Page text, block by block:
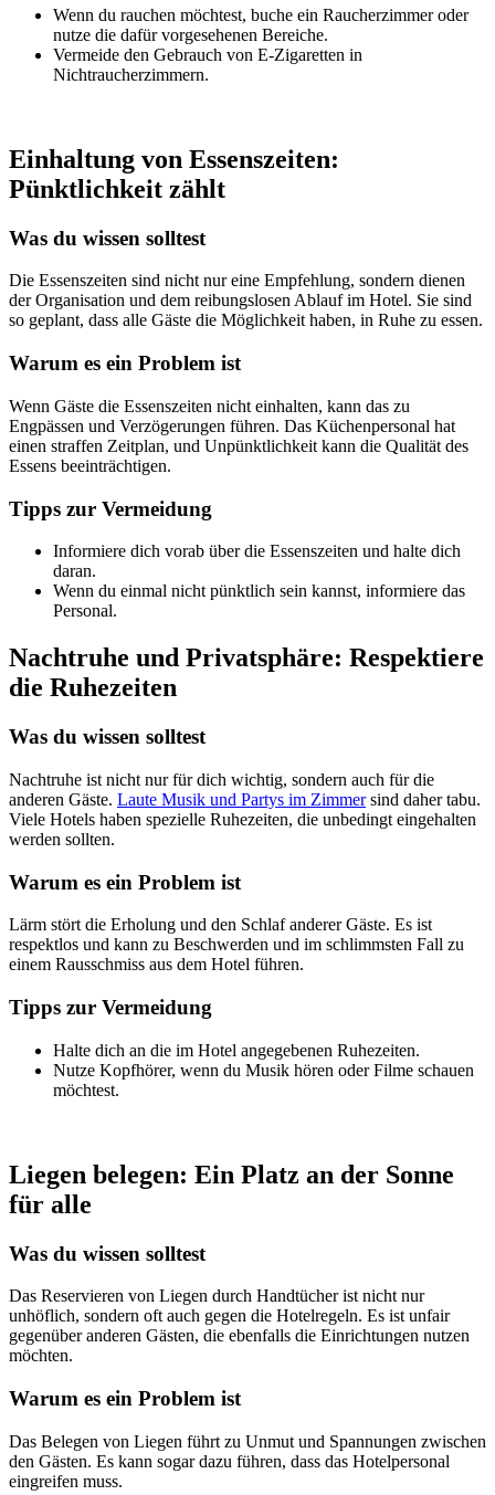
Wenn du rauchen möchtest, buche ein Raucherzimmer oder
nutze die dafür vorgesehenen Bereiche.
Vermeide den Gebrauch von E-Zigaretten in
Nichtraucherzimmern.
Einhaltung von Essenszeiten:
Pünktlichkeit zählt
Was du wissen solltest
Die Essenszeiten sind nicht nur eine Empfehlung, sondern dienen
der Organisation und dem reibungslosen Ablauf im Hotel. Sie sind
so geplant, dass alle Gäste die Möglichkeit haben, in Ruhe zu essen.
Warum es ein Problem ist
Wenn Gäste die Essenszeiten nicht einhalten, kann das zu
Engpässen und Verzögerungen führen. Das Küchenpersonal hat
einen straffen Zeitplan, und Unpünktlichkeit kann die Qualität des
Essens beeinträchtigen.
Tipps zur Vermeidung
Informiere dich vorab über die Essenszeiten und halte dich
daran.
Wenn du einmal nicht pünktlich sein kannst, informiere das
Personal.
Nachtruhe und Privatsphäre: Respektiere
die Ruhezeiten
Was du wissen solltest
Nachtruhe ist nicht nur für dich wichtig, sondern auch für die
anderen Gäste. Laute Musik und Partys im Zimmersind daher tabu.
Viele Hotels haben spezielle Ruhezeiten, die unbedingt eingehalten
werden sollten.
Warum es ein Problem ist
Lärm stört die Erholung und den Schlaf anderer Gäste. Es ist
respektlos und kann zu Beschwerden und im schlimmsten Fall zu
einem Rausschmiss aus dem Hotel führen.
Tipps zur Vermeidung
Halte dich an die im Hotel angegebenen Ruhezeiten.
Nutze Kopfhörer, wenn du Musik hören oder Filme schauen
möchtest.
Liegen belegen: Ein Platz an der Sonne
für alle
Was du wissen solltest
Das Reservieren von Liegen durch Handtücher ist nicht nur
unhöflich, sondern oft auch gegen die Hotelregeln. Es ist unfair
gegenüber anderen Gästen, die ebenfalls die Einrichtungen nutzen
möchten.
Warum es ein Problem ist
Das Belegen von Liegen führt zu Unmut und Spannungen zwischen
den Gästen. Es kann sogar dazu führen, dass das Hotelpersonal
eingreifen muss.